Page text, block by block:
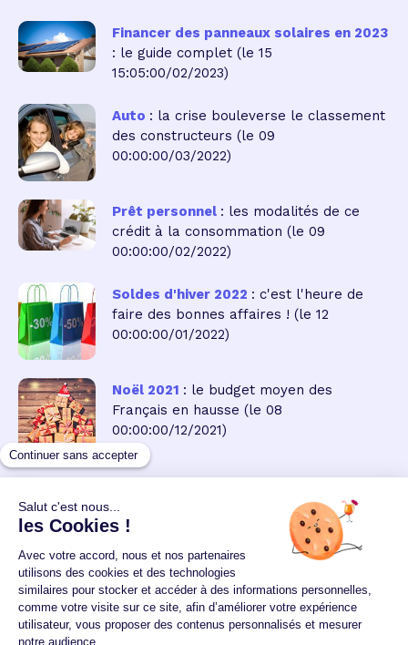
Financer des panneaux solaires en 2023
: le guide complet (le 15
15:05:00/02/2023)
Auto : la crise bouleverse le classement
des constructeurs (le 09
00:00:00/03/2022)
Prêt personnel : les modalités de ce
crédit à la consommation (le 09
00:00:00/02/2022)
Soldes d'hiver 2022 : c'est l'heure de
faire des bonnes affaires ! (le 12
00:00:00/01/2022)
Noël 2021 : le budget moyen des
Français en hausse (le 08
00:00:00/12/2021)
Retour au sommaire des actualités
Un crédit vous engage et doit être remboursé.